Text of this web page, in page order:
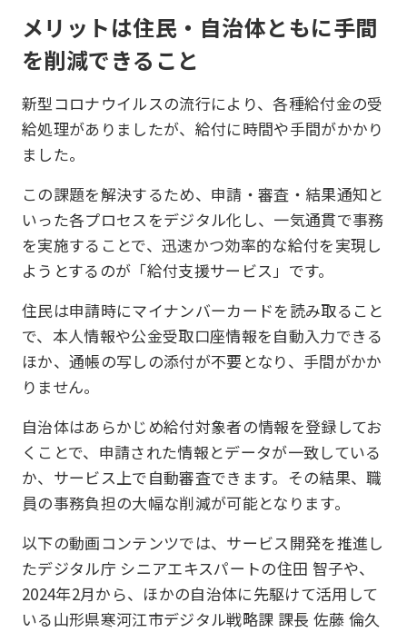
メリットは住民・自治体ともに手間
を削減できること
新型コロナウイルスの流行により、各種給付金の受
給処理がありましたが、給付に時間や手間がかかり
ました。
この課題を解決するため、申請・審査・結果通知と
いった各プロセスをデジタル化し、一気通貫で事務
を実施することで、迅速かつ効率的な給付を実現し
ようとするのが「給付支援サービス」です。
住民は申請時にマイナンバーカードを読み取ること
で、本人情報や公金受取口座情報を自動入力できる
ほか、通帳の写しの添付が不要となり、手間がかか
りません。
自治体はあらかじめ給付対象者の情報を登録してお
くことで、申請された情報とデータが一致している
か、サービス上で自動審査できます。その結果、職
員の事務負担の大幅な削減が可能となります。
以下の動画コンテンツでは、サービス開発を推進し
たデジタル庁 シニアエキスパートの住田 智子や、
2024年2月から、ほかの自治体に先駆けて活用して
いる山形県寒河江市デジタル戦略課 課長 佐藤 倫久